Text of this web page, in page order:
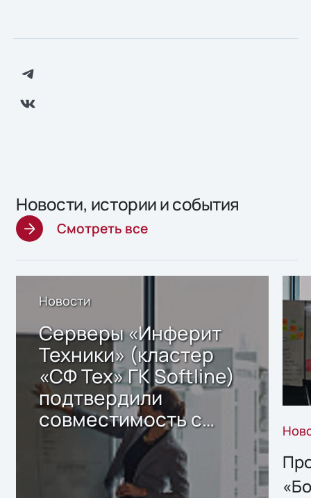
Новости, истории и события
Смотреть все
Новости
Серверы «Инферит
Техники» (кластер
«СФ Тех» ГК Softline)
подтвердили
совместимость с
решением Sharx
Storage 2.x для
хранения данных